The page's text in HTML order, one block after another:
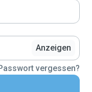
Anzeigen
vergessen?